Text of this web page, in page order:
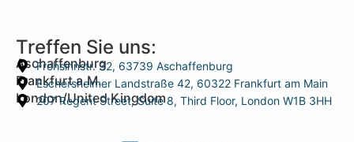
Treffen Sie uns:
Aschaffenburg
Frohsinnstr. 32, 63739 Aschaffenburg
Frankfurt a.M.
Eschersheimer Landstraße 42, 60322 Frankfurt am Main
London/United Kingdom
207 Regent Street, Suite 8, Third Floor, London W1B 3HH